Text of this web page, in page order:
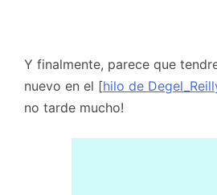
Y finalmente, parece que
nuevo en el [hilo de
no tarde mucho!